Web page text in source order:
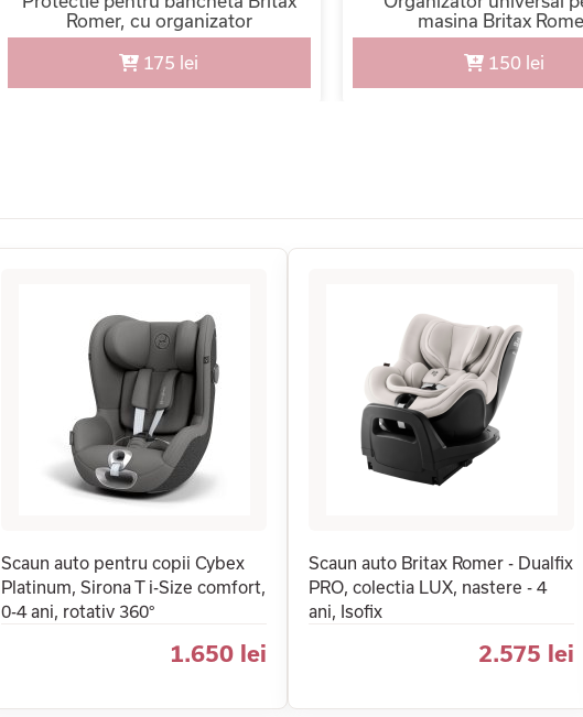
Romer, cu organizator
175 lei
masina Britax
150 lei
Scaun auto pentru copii Cybex
Platinum, Sirona T i-Size comfort,
0-4 ani, rotativ 360°
1.650 lei
Scaun auto Britax Romer - Dualfix
PRO, colectia LUX, nastere - 4
ani, Isofix
2.575 lei